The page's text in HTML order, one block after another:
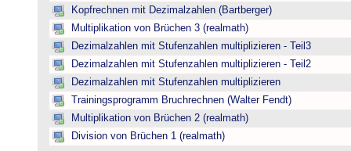
Kopfrechnen mit Dezimalzahlen (Bartberger)
Multiplikation von Brüchen 3 (realmath)
Dezimalzahlen mit Stufenzahlen multiplizieren - Teil3
Dezimalzahlen mit Stufenzahlen multiplizieren - Teil2
Dezimalzahlen mit Stufenzahlen multiplizieren
Trainingsprogramm Bruchrechnen (Walter Fendt)
Multiplikation von Brüchen 2 (realmath)
Division von Brüchen 1 (realmath)